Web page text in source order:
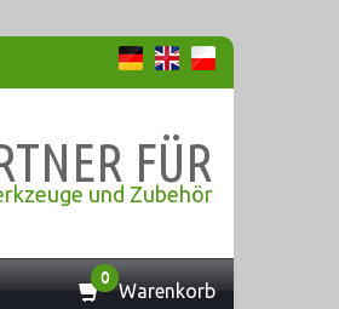
FÜR
und Zubehör
0
Warenkorb